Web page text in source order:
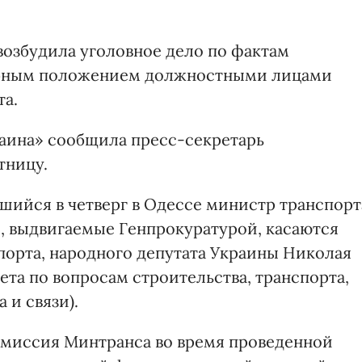
уголовное дело по фактам
положением должностными лицами
сообщила пресс-секретарь
в четверг в Одессе министр
Генпрокуратурой, касаются
народного депутата Украины Николая
по вопросам строительства, транспорта,
и связи).
Минтранса во время проведенной